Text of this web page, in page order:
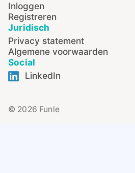
Inloggen
Registreren
Juridisch
Privacy statement
Algemene voorwaarden
Social
LinkedIn
© 2026 Funle